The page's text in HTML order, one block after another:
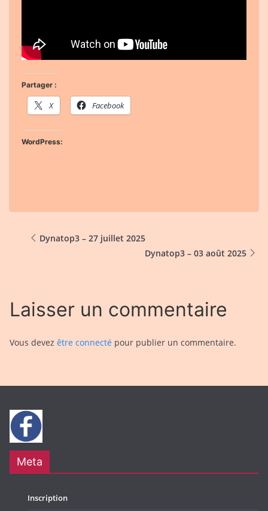
Partager :
X Facebook
WordPress:
Dynatop3 – 27 juillet 2025
Dynatop3 – 03 août 2025
Laisser un commentaire
Vous devez être connecté pour publier un commentaire.
Meta
Inscription